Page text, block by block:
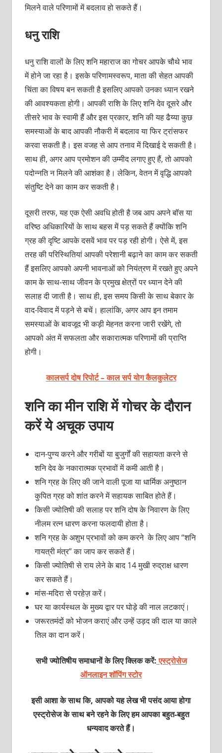
मिलने वाले परिणामों में बदलाव हो सकते हैं।
धनु राशि
धनु राशि वालों के लिए शनि महाराज का गोचर आपके चौथे भाव
में होने जा रहा है। इसके परिणामस्वरूप, माता की सेहत आपकी
चिंता का विषय बन सकती है इसलिए आपको उनका ध्यान रखने
की आवश्यकता होगी। आपकी राशि के लिए शनि देव दूसरे और
तीसरे भाव के स्वामी हैं और इस प्रकार, शनि की यह ढैय्या कुछ
समस्याओं के बाद आपकी नौकरी में बदलाव या फिर ट्रांसफर
करवा सकती है। इस वजह से आप तनाव में दिखाई दे सकती है।
साथ ही, अगर आप प्रमोशन की उम्मीद लगाए हुए हैं, तो आपको
पदोन्नति न मिलने की आशंका है। लेकिन, वेतन में वृद्धि आपको
संतुष्टि देने का काम कर सकती है।
दूसरी तरफ, यह एक ऐसी अवधि होती है जब आप अपने बॉस या
वरिष्ठ अधिकारियों के साथ बहस में पड़ सकते हैं क्योंकि शनि
ग्रह की दृष्टि आपके दसवें भाव पर पड़ रही होगी। ऐसे में, इस
तरह की परिस्थितियां आपकी परेशानी बढ़ाने का काम कर सकती
हैं इसलिए आपको अपनी भावनाओं को नियंत्रण में रखते हुए अपने
काम के साथ-साथ जीवन के प्रमुख क्षेत्रों पर ध्यान देने की
सलाह दी जाती है। साथ ही, इस समय किसी के साथ बेकार के
वाद-विवाद में पड़ने से बचें। हालांकि, अगर आप इन तमाम
समस्याओं के बावजूद भी कड़ी मेहनत करना जारी रखेंगे, तो
आपको अंत में सफलता और सकारात्मक परिणामों की प्राप्ति
होगी।
कालसर्प दोष रिपोर्ट – काल सर्प योग कैलकुलेटर
शनि का मीन राशि में गोचर के दौरान
करें ये अचूक उपाय
दान-पुण्य करने और गरीबों या बुजुर्गों की सहायता करने से
शनि देव के नकारात्मक प्रभावों में कमी आती है।
शनि ग्रह के लिए की जाने वाली पूजा या धार्मिक अनुष्ठान
कुपित ग्रह को शांत करने में सहायक साबित होते हैं।
किसी ज्योतिषी की सलाह पर शनि दोष के निवारण के लिए
नीलम रत्न धारण करना फलदायी होता है।
शनि ग्रह के अशुभ प्रभावों को कम करने के लिए आप “शनि
गायत्री मंत्र” का जाप कर सकते हैं।
किसी ज्योतिषी से राय लेने के बाद 14 मुखी रुद्राक्ष धारण
कर सकते हैं।
मांस-मदिरा से परहेज़ करें।
घर या कार्यस्थल के मुख्य द्वार पर घोड़े की नाल लटकाएं।
जरूरतमंदों को भोजन कराएं और उन्हें उड़द की दाल या काले
तिल का दान करें।
सभी ज्योतिषीय समाधानों के लिए क्लिक करें: एस्ट्रोसेज
ऑनलाइन शॉपिंग स्टोर
इसी आशा के साथ कि, आपको यह लेख भी पसंद आया होगा
एस्ट्रोसेज के साथ बने रहने के लिए हम आपका बहुत-बहुत
धन्यवाद करते हैं।